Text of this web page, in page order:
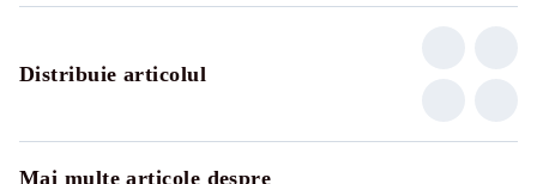
Distribuie articolul
Mai multe articole despre